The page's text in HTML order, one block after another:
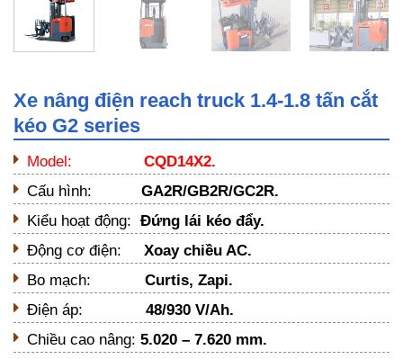
Xe nâng điện reach truck 1.4-1.8 tấn cắt
kéo G2 series
Model: CQD14X2.
Cấu hình:
GA2R/GB2R/GC2R.
Kiểu hoạt động: Đứng lái kéo đẩy.
Động cơ điện: Xoay chiều AC.
Bo mạch: Curtis, Zapi.
Điện áp: 48/930 V/Ah.
Chiều cao nâng: 5.020 – 7.620 mm.